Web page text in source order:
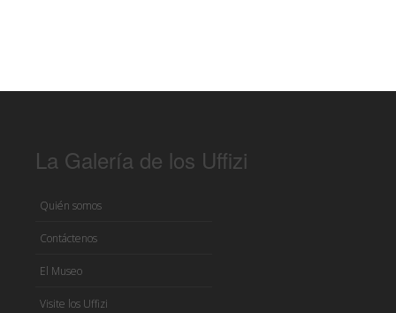
La Galería de los Uffizi
Quién somos
Contáctenos
El Museo
Visite los Uffizi